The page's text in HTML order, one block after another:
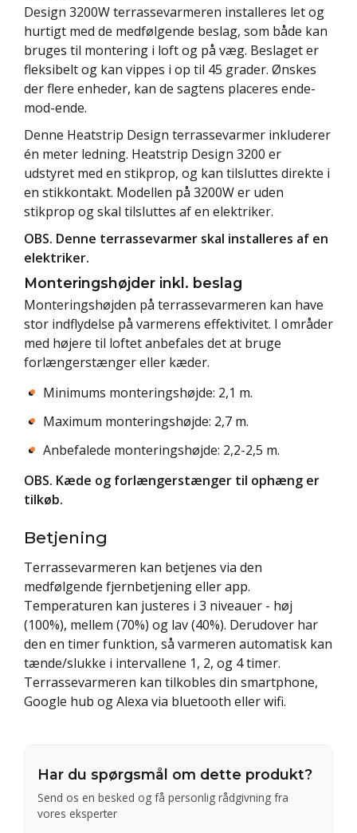
Design 3200W terrassevarmeren installeres let og
hurtigt med de medfølgende beslag, som både kan
bruges til montering i loft og på væg. Beslaget er
fleksibelt og kan vippes i op til 45 grader. Ønskes
der flere enheder, kan de sagtens placeres ende-
mod-ende.
Denne Heatstrip Design terrassevarmer inkluderer
én meter ledning. Heatstrip Design 3200 er
udstyret med en stikprop, og kan tilsluttes direkte i
en stikkontakt. Modellen på 3200W er uden
stikprop og skal tilsluttes af en elektriker.
OBS. Denne terrassevarmer skal installeres af en
elektriker.
Monteringshøjder inkl. beslag
Monteringshøjden på terrassevarmeren kan have
stor indflydelse på varmerens effektivitet. I områder
med højere til loftet anbefales det at bruge
forlængerstænger eller kæder.
Minimums monteringshøjde: 2,1 m.
Maximum monteringshøjde: 2,7 m.
Anbefalede monteringshøjde: 2,2-2,5 m.
OBS. Kæde og forlængerstænger til ophæng er
tilkøb.
Betjening
Terrassevarmeren kan betjenes via den
medfølgende fjernbetjening eller app.
Temperaturen kan justeres i 3 niveauer - høj
(100%), mellem (70%) og lav (40%). Derudover har
den en timer funktion, så varmeren automatisk kan
tænde/slukke i intervallene 1, 2, og 4 timer.
Terrassevarmeren kan tilkobles din smartphone,
Google hub og Alexa via bluetooth eller wifi.
Har du spørgsmål om dette produkt?
Send os en besked og få personlig rådgivning fra
vores eksperter